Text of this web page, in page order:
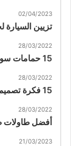
02/04/2023
تزيين
28/03/2022
15 حمامات سوداء أنيقة – أفكار تزيين بالأبيض والأسود
28/03/2022
15 فكرة تصميم بهو معاصر وطريق دخول
28/03/2022
أفضل طاولات
21/03/2023